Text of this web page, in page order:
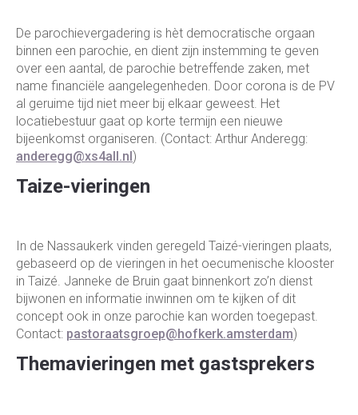
De parochievergadering is hèt democratische orgaan
binnen een parochie, en dient zijn instemming te geven
over een aantal, de parochie betreffende zaken, met
name financiële aangelegenheden. Door corona is de PV
al geruime tijd niet meer bij elkaar geweest. Het
locatiebestuur gaat op korte termijn een nieuwe
bijeenkomst organiseren. (Contact: Arthur Anderegg:
anderegg@xs4all.nl)
Taize-vieringen
In de Nassaukerk vinden geregeld Taizé-vieringen plaats,
gebaseerd op de vieringen in het oecumenische klooster
in Taizé. Janneke de Bruin gaat binnenkort zo’n dienst
bijwonen en informatie inwinnen om te kijken of dit
concept ook in onze parochie kan worden toegepast.
Contact: pastoraatsgroep@hofkerk.amsterdam)
Themavieringen met gastsprekers